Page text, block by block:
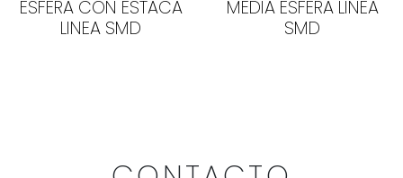
ESFERA CON ESTACA
LINEA SMD
MEDIA ESFERA LINEA
SMD